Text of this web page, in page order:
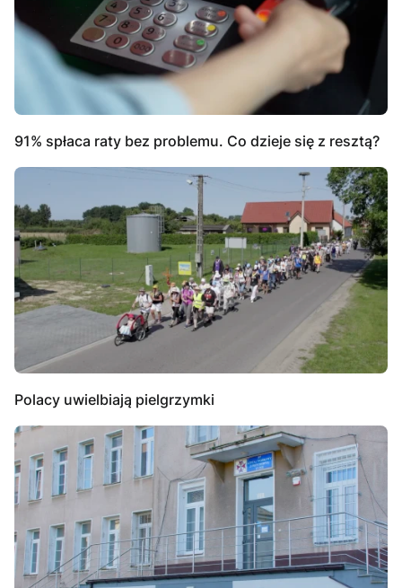
91% spłaca raty bez problemu. Co dzieje się z resztą?
Polacy uwielbiają pielgrzymki